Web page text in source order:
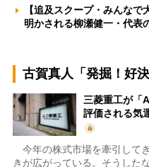
【追及スクープ・みんな
明かされる柳瀬健一・代表
古賀真人「発掘！好決
三菱重工が「
評価される
今年の株式市場を牽引して
きが広がっている。そうした